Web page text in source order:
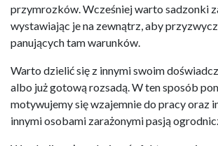
przymrozków. Wcześniej warto sadzonki
wystawiając je na zewnątrz, aby
panujących tam warunków.
Warto dzielić się z innymi swoim
albo już gotową rozsadą. W ten sposób
motywujemy się wzajemnie do pracy oraz
innymi osobami zarażonymi pasją